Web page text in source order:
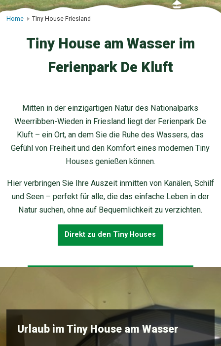
Home Tiny House Friesland
Tiny House am Wasser im
Ferienpark De Kluft
Mitten in der einzigartigen Natur des Nationalparks
Weerribben-Wieden in Friesland liegt der Ferienpark De
Kluft – ein Ort, an dem Sie die Ruhe des Wassers, das
Gefühl von Freiheit und den Komfort eines modernen Tiny
Houses genießen können.
Hier verbringen Sie Ihre Auszeit inmitten von Kanälen, Schilf
und Seen – perfekt für alle, die das einfache Leben in der
Natur suchen, ohne auf Bequemlichkeit zu verzichten.
Direkt zu den Tiny Houses
Urlaub im Tiny House am Wasser